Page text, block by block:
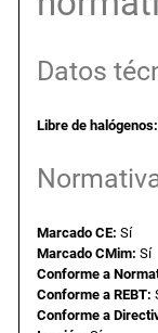
:
Datos
Libre de halógenos:
Marcado CE: Sí
Marcado CMim: Sí
Conforme a
Conforme a REBT:
Conforme a